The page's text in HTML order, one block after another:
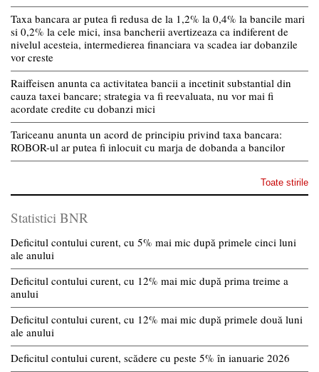
Taxa bancara ar putea fi redusa de la 1,2% la 0,4% la bancile mari
si 0,2% la cele mici, insa bancherii avertizeaza ca indiferent de
nivelul acesteia, intermedierea financiara va scadea iar dobanzile
vor creste
Raiffeisen anunta ca activitatea bancii a incetinit substantial din
cauza taxei bancare; strategia va fi reevaluata, nu vor mai fi
acordate credite cu dobanzi mici
Tariceanu anunta un acord de principiu privind taxa bancara:
ROBOR-ul ar putea fi inlocuit cu marja de dobanda a bancilor
Toate stirile
Statistici BNR
Deficitul contului curent, cu 5% mai mic după primele cinci luni
ale anului
Deficitul contului curent, cu 12% mai mic după prima treime a
anului
Deficitul contului curent, cu 12% mai mic după primele două luni
ale anului
Deficitul contului curent, scădere cu peste 5% în ianuarie 2026